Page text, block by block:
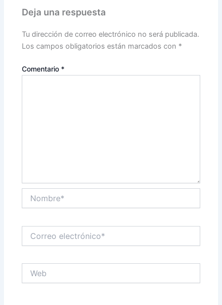
Deja una respuesta
Tu dirección de correo electrónico no será publicada.
Los campos obligatorios están marcados con *
Comentario *
electrónico*